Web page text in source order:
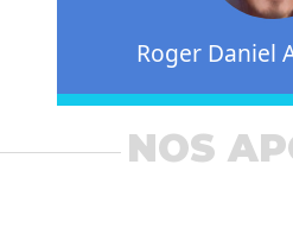
Roger Daniel
NOS